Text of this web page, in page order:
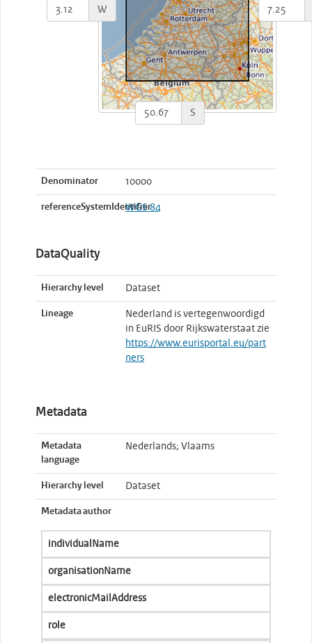
S
W
Denominator 10000
referenceSystemIdentifier
WGS 84
DataQuality
Hierarchy level Dataset
Lineage
Nederland is vertegenwoordigd
in EuRIS door Rijkswaterstaat zie
https://www.eurisportal.eu/part
ners
Metadata
Metadata
language
Nederlands; Vlaams
Hierarchy level Dataset
Metadata author
individualName
organisationName
electronicMailAddress
role